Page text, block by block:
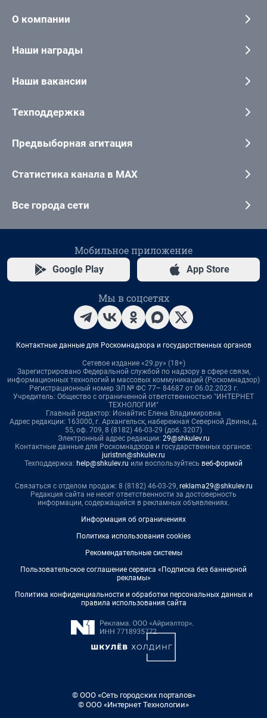
О компании
Наши награды
Наши вакансии
Техподдержка
Предвыборная агитация
Статистика канала в MAX
Все города сети
Мобильное приложение
Google Play App Store
Мы в соцсетях
Контактные данные для Роскомнадзора и государственных органов
Сетевое издание «29.ру» (18+)
Зарегистрировано Федеральной службой по надзору в сфере связи,
информационных технологий и массовых коммуникаций (Роскомнадзор)
Регистрационный номер ЭЛ № ФС 77– 84687 от 06.02.2023 г.
Учредитель: Общество с ограниченной ответственностью "ИНТЕРНЕТ
ТЕХНОЛОГИИ"
Главный редактор: Ионайтис Елена Владимировна
Адрес редакции: 163000, г. Архангельск, набережная Северной Двины, д.
55, оф. 709, 8 (8182) 46-03-29 (доб. 3207)
Электронный адрес редакции: 29@shkulev.ru
Контактные данные для Роскомнадзора и государственных органов:
juristnn@shkulev.ru
Техподдержка: help@shkulev.ru или воспользуйтесь веб-формой
Связаться с отделом продаж: 8 (8182) 46-03-29, reklama29@shkulev.ru
Редакция сайта не несет ответственности за достоверность
информации, содержащейся в рекламных объявлениях.
Информация об ограничениях
Политика использования cookies
Рекомендательные системы
Пользовательское соглашение сервиса «Подписка без баннерной
рекламы»
Политика конфиденциальности и обработки персональных данных и
правила использования сайта
© ООО «Сеть городских порталов»
© ООО «Интернет Технологии»